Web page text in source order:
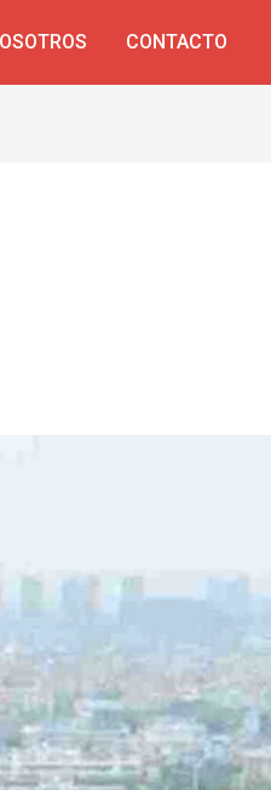
CONTACTO